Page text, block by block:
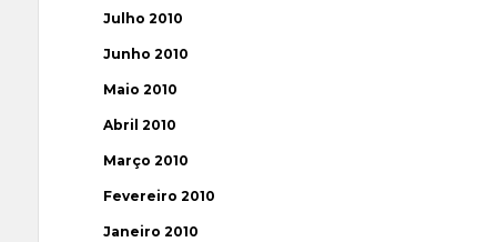
Julho 2010
Junho 2010
Maio 2010
Abril 2010
Março 2010
Fevereiro 2010
Janeiro 2010